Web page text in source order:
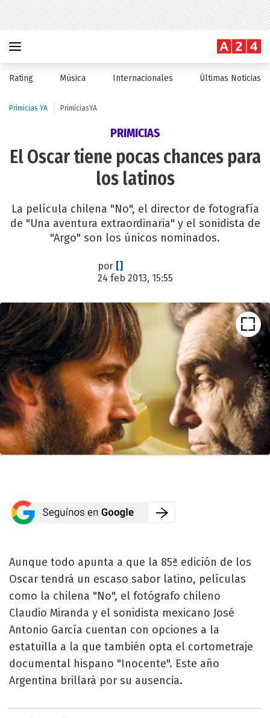
Rating Música Internacionales Últimas Noticias
Primicias YA PrimiciasYA
PRIMICIAS
El Oscar tiene pocas chances para
los latinos
La película chilena "No", el director de fotografía
de "Una aventura extraordinaria" y el sonidista de
"Argo" son los únicos nominados.
por []
24 feb 2013, 15:55
Aunque todo apunta a que la 85ª edición de los
Oscar tendrá un escaso sabor latino, películas
como la chilena "No", el fotógrafo chileno
Claudio Miranda y el sonidista mexicano José
Antonio García cuentan con opciones a la
estatuilla a la que también opta el cortometraje
documental hispano "Inocente". Este año
Argentina brillará por su ausencia.